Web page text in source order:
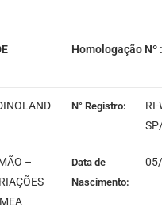
Homologação Nº
N° Registro:
RI-
–
Data de
Nascimento: